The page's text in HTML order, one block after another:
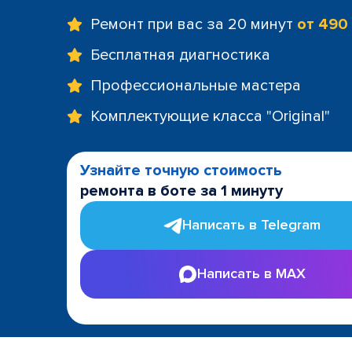
Ремонт при вас за 20 минут от
Бесплатная диагностика
Профессиональные мастера
Комплектующие класса "Original"
Узнайте точную стоимость
ремонта в боте за 1 минуту
Написать в Telegram
Написать в MAX